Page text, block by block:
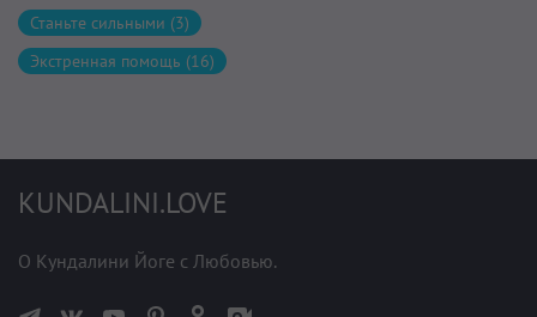
Станьте сильными (3)
Экстренная помощь (16)
KUNDALINI.LOVE
О Кундалини Йоге с Любовью.